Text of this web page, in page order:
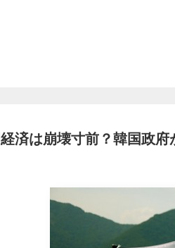
済は崩壊寸前？韓国政府